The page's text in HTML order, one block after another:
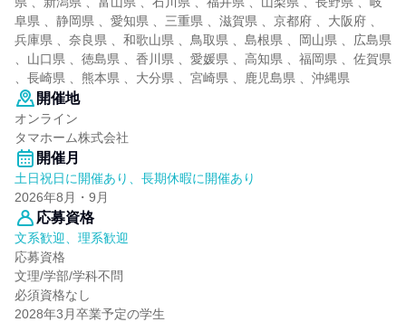
阜県 、静岡県 、愛知県 、三重県 、滋賀県 、京都府 、大阪府 、
兵庫県 、奈良県 、和歌山県 、鳥取県 、島根県 、岡山県 、広島県
、山口県 、徳島県 、香川県 、愛媛県 、高知県 、福岡県 、佐賀県
、長崎県 、熊本県 、大分県 、宮崎県 、鹿児島県 、沖縄県
開催地
オンライン
タマホーム株式会社
開催月
土日祝日に開催あり、長期休暇に開催あり
2026年8月・9月
応募資格
文系歓迎、理系歓迎
応募資格
文理/学部/学科不問
必須資格なし
2028年3月卒業予定の学生